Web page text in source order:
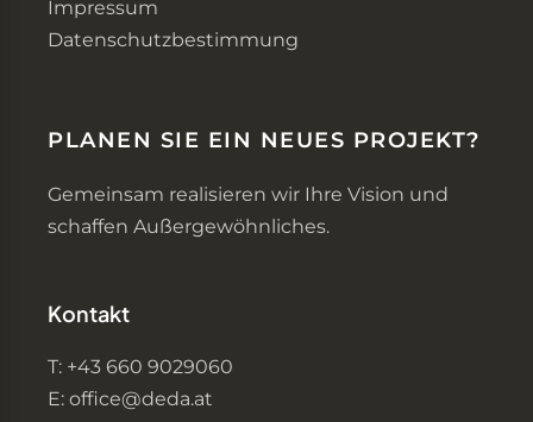
Impressum
Datenschutzbestimmung
PLANEN SIE EIN NEUES PROJEKT?
Gemeinsam realisieren wir Ihre Vision und
schaffen Außergewöhnliches.
Kontakt
T: +43 660 9029060
E: office@deda.at